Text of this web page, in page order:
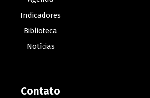
Indicadores
Biblioteca
Notícias
Contato